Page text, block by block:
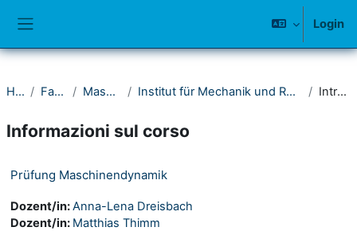
Login
Home Fakultät IV Maschinenbau Institut für Mechanik und Regelungstechnik - Mechatronik Introduzione
Informazioni sul corso
Prüfung Maschinendynamik
Dozent/in:Anna-Lena Dreisbach
Dozent/in: Matthias Thimm